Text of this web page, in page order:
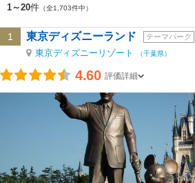
1～20件 （全1,703件中）
1 東京ディズニーランド テーマパーク
東京ディズニーリゾート （千葉県）
4.60 評価詳細